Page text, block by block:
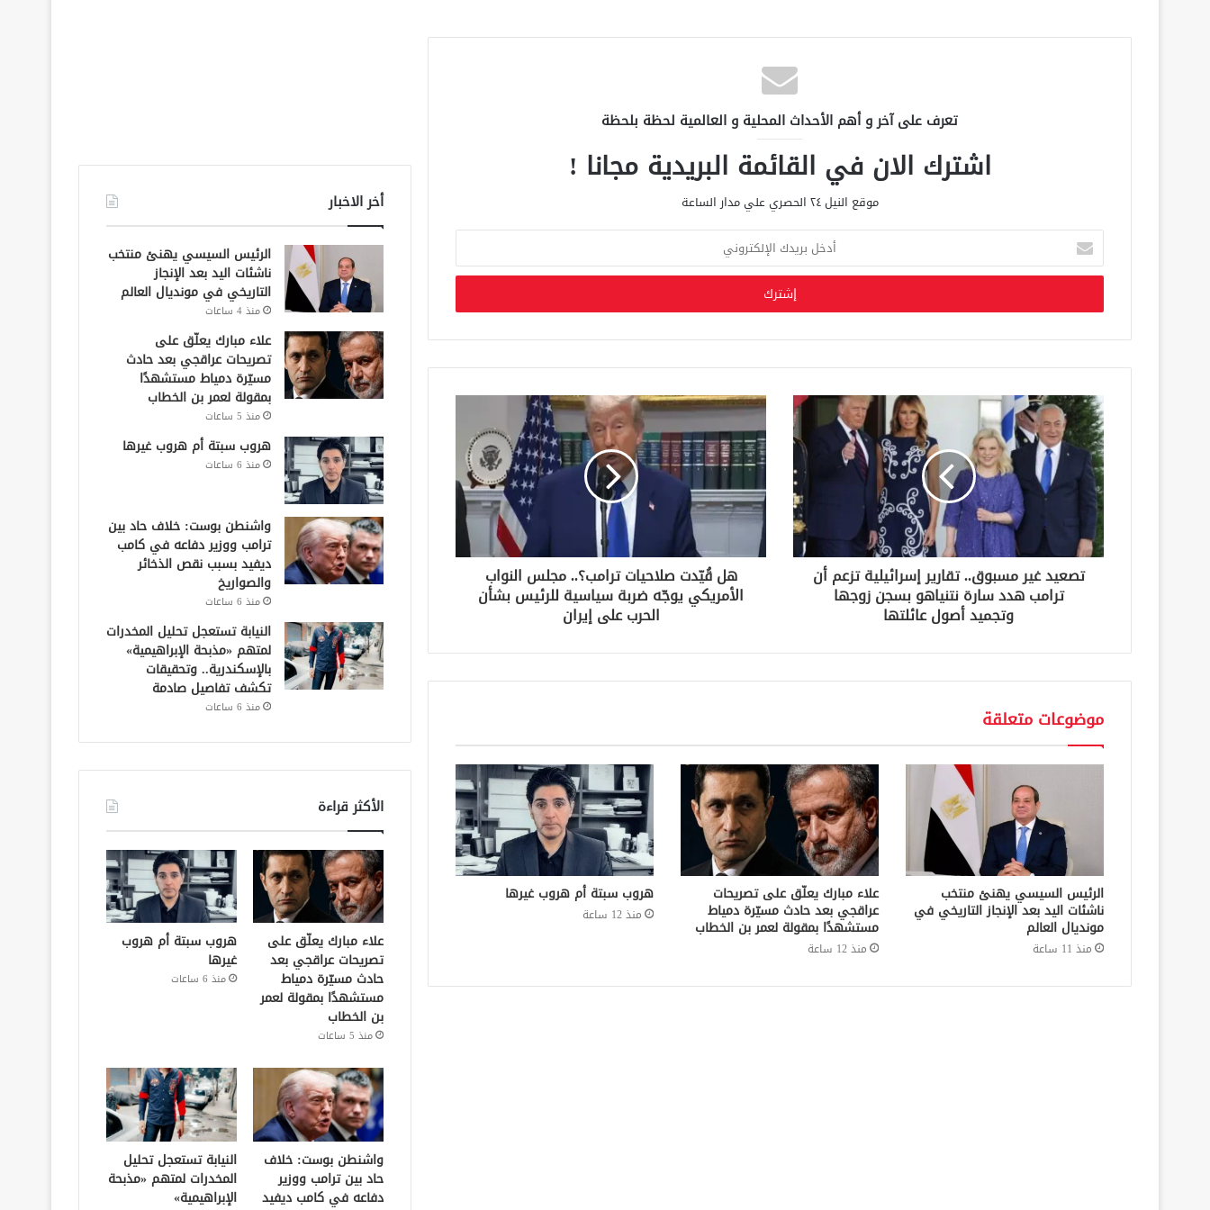
تعرف على آخر و أهم الأحداث المحلية و العالمية لحظة بلحظة
اشترك الان في القائمة البريدية مجانا !
موقع النيل ٢٤ الحصري علي مدار الساعة
خ
ب
ر
د
ك
ا
ل
إ
ل
ك
ت
ر
و
ن
تصعيد غير مسبوق.. تقارير إسرائيلية تزعم أن
ترامب هدد سارة نتنياهو بسجن زوجها
وتجميد أصول عائلتها
هل قُيّدت صلاحيات ترامب؟.. مجلس النواب
الأمريكي يوجّه ضربة سياسية للرئيس بشأن
الحرب على إيران
موضوعات متعلقة
الرئيس السيسي يهنئ منتخب
ناشئات اليد بعد الإنجاز التاريخي في
مونديال العالم
منذ 11 ساعة
علاء مبارك يعلّق على تصريحات
عراقجي بعد حادث مسيّرة دمياط
مستشهدًا بمقولة لعمر بن الخطاب
منذ 12 ساعة
هروب سبتة أم هروب غيرها
منذ 12 ساعة
أخر الاخبار
الرئيس السيسي يهنئ منتخب
ناشئات اليد بعد الإنجاز
التاريخي في مونديال العالم
منذ 4 ساعات
علاء مبارك يعلّق على
تصريحات عراقجي بعد حادث
مسيّرة دمياط مستشهدًا
بمقولة لعمر بن الخطاب
منذ 5 ساعات
هروب سبتة أم هروب غيرها
منذ 6 ساعات
واشنطن بوست: خلاف حاد بين
ترامب ووزير دفاعه في كامب
ديفيد بسبب نقص الذخائر
والصواريخ
منذ 6 ساعات
النيابة تستعجل تحليل المخدرات
لمتهم «مذبحة الإبراهيمية»
بالإسكندرية.. وتحقيقات
تكشف تفاصيل صادمة
منذ 6 ساعات
الأكثر قراءة
علاء مبارك يعلّق على
تصريحات عراقجي بعد
حادث مسيّرة دمياط
مستشهدًا بمقولة لعمر
بن الخطاب
منذ 5 ساعات
هروب سبتة أم هروب
غيرها
منذ 6 ساعات
واشنطن بوست: خلاف
حاد بين ترامب ووزير
دفاعه في كامب ديفيد
النيابة تستعجل تحليل
المخدرات لمتهم «مذبحة
الإبراهيمية»